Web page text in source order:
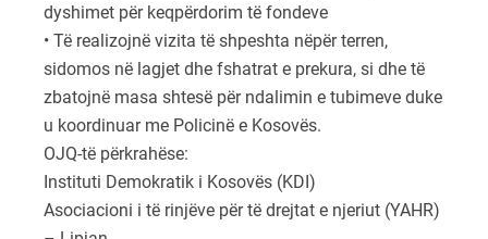
dyshimet për keqpërdorim të fondeve
• Të realizojnë vizita të shpeshta nëpër terren,
sidomos në lagjet dhe fshatrat e prekura, si dhe të
zbatojnë masa shtesë për ndalimin e tubimeve duke
u koordinuar me Policinë e Kosovës.
OJQ-të përkrahëse:
Instituti Demokratik i Kosovës (KDI)
Asociacioni i të rinjëve për të drejtat e njeriut (YAHR)